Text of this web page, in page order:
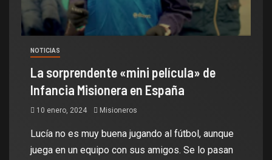
NOTICIAS
La sorprendente «mini película» de
Infancia Misionera en España
10 enero, 2024 Misioneros
Lucía no es muy buena jugando al fútbol, aunque
juega en un equipo con sus amigos. Se lo pasan